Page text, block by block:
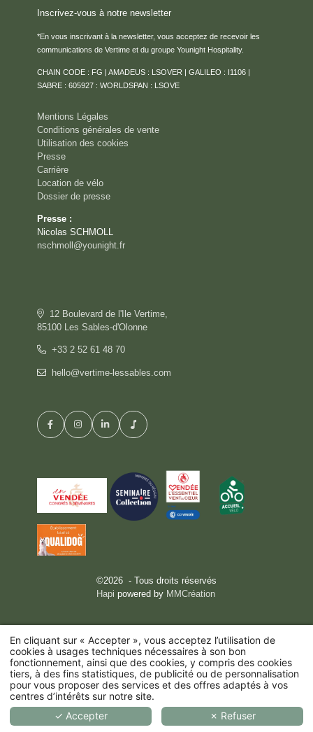
Inscrivez-vous à notre newsletter
*En vous inscrivant à la newsletter, vous acceptez de recevoir les
communications de Vertime et du groupe Younight Hospitality.
CHAIN CODE : FG | AMADEUS : LSOVER | GALILEO : I1106 |
SABRE : 605927 : WORLDSPAN : LSOVE
Mentions Légales
Conditions générales de vente
Utilisation des cookies
Presse
Carrière
Location de vélo
Dossier de presse
Presse :
Nicolas SCHMOLL
nschmoll@younight.fr
12 Boulevard de l'Ile Vertime,
85100 Les Sables-d'Olonne
+33 2 52 61 48 70
hello@vertime-lessables.com
©2026 - Tous droits réservés
Hapi powered by MMCréation
En cliquant sur « Accepter », vous acceptez l’utilisation de
cookies à usages techniques nécessaires à son bon
fonctionnement, ainsi que des cookies, y compris des cookies
tiers, à des fins statistiques, de publicité ou de personnalisation
pour vous proposer des services et des offres adaptés à vos
centres d’intérêts sur notre site.
✓ Accepter
✗ Refuser